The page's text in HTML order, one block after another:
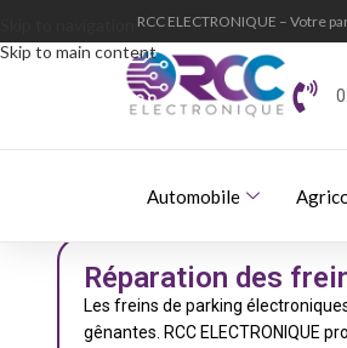
Skip to main content
RCC ELECTRONIQUE – Votre
Automobile
Réparation des
Les freins de parking
gênantes. RCC